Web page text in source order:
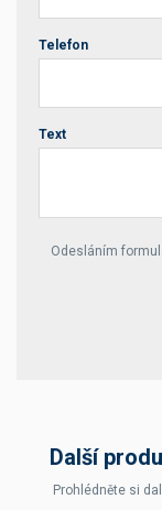
Telefon
Text
Your website *
Odesláním
Další
Prohlédněte si